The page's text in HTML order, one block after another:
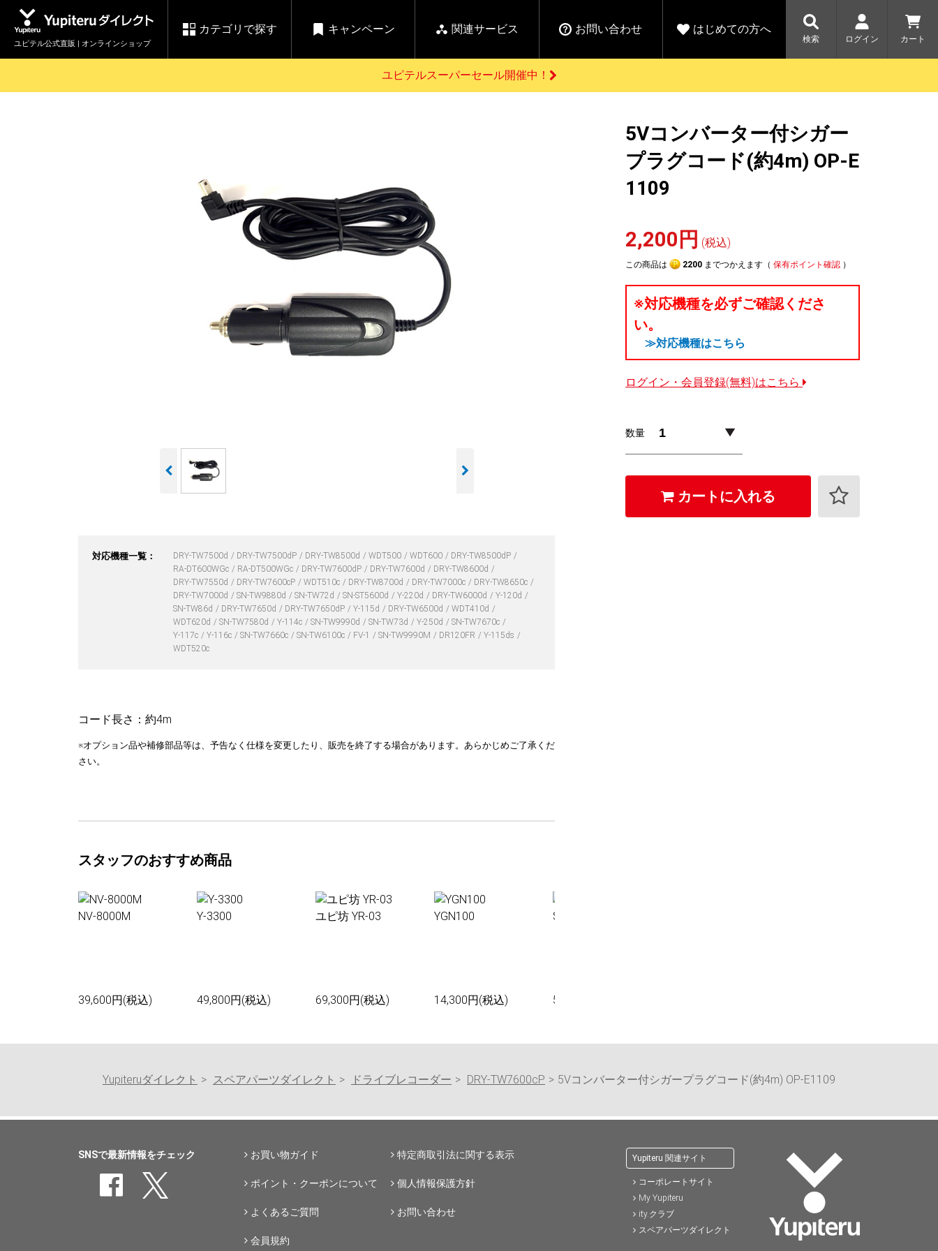
ユピテル公式直販 | オンラインショップ
カテゴリで探す キャンペーン 関連サービス お問い合わせ はじめての方へ
検索 ログイン カート
ドライブレコーダー ゴルフ
Yupiteruオリジナル
アイテム一覧
Yupiteruメタバース
バーチャルストア
アウトレット
駐車監視機能 標準搭載
駐車監視セット
サポートカー用品
大口注文はこちら
ユピテル公式サイトはこちら
で】ユピテルスーパ
ーセール開催
詳しくはこちら
5%OFFクーポンプレ
ゼント！
詳しくはこちら
人気モデル対象！乗
りかえ応援サービス
開催中
【毎日開催！】ア
お役立ち情報・トピックス
各種お問い合わせはこちら
純正スペアパーツを探す
会員価格やポイントを利用してご購入頂けます
新規会員登録をする
Yupiteruダイレクトに新規会員登録いただくと、
登録後すぐに使える1000ポイントをプレゼント
ユピテルスーパーセール開催中！
対応機種一覧： DRY-TW7500d DRY-TW7500dP DRY-TW8500d WDT500 WDT600
DRY-TW8500dP
RA-DT600WGc
RA-DT500WGc DRY-TW7600dP DRY-TW7600d
DRY-TW8600d
DRY-TW7550d
DRY-TW7600cP WDT510c DRY-TW8700d DRY-TW7000c
DRY-TW8650c
DRY-TW7000d
SN-TW9880d SN-TW72d SN-ST5600d Y-220d DRY-TW6000d
Y-120d
SN-TW86d
DRY-TW7650d DRY-TW7650dP Y-115d DRY-TW6500d
WDT410d
WDT620d
SN-TW7580d Y-114c SN-TW9990d SN-TW73d Y-250d
SN-TW7670c
Y-117c
Y-116c SN-TW7660c SN-TW6100c FV-1 SN-TW9990M DR120FR
Y-115ds
WDT520c
コード長さ：約4m
※オプション品や補修部品等は、予告なく仕様を変更したり、販売を終了する場合があります。あらかじめご了承くだ
さい。
スタッフのおすすめ商品
NV-8000M
39,600円(税込)
Y-3300
49,800円(税込)
ユピ坊 YR-03
69,300円(税込)
YGN100
14,300円(税込)
Sakura01
55,000円(税込)
5Vコンバーター付シガー
プラグコード(約4m) OP-E
1109
2,200円 (税込)
この商品は 2200 までつかえます（ 保有ポイント確認 ）
※対応機種を必ずご確認くださ
い。
≫対応機種はこちら
ログイン・会員登録(無料)はこちら
数量
カートに入れる
Yupiteruダイレクト スペアパーツダイレクト ドライブレコーダー DRY-TW7600cP 5Vコンバーター付シガープラグコード(約4m) OP-E1109
SNSで最新情報をチェック お買い物ガイド 特定商取引法に関する表示
ポイント・クーポンについて 個人情報保護方針
よくあるご質問 お問い合わせ
会員規約
Yupiteru 関連サイト
コーポレートサイト
My Yupiteru
ity.クラブ
スペアパーツダイレクト